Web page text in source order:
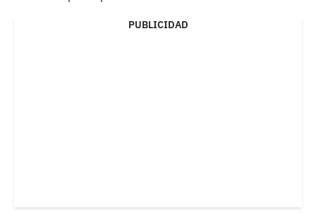
PUBLICIDAD